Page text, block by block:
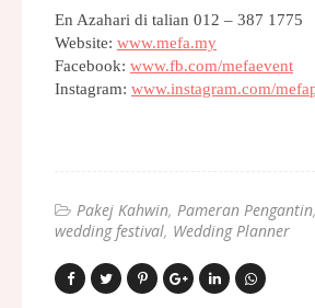
En Azahari di talian 012 – 387 1775
Website: www.mefa.my
Facebook: www.fb.com/mefaevent
Instagram: www.instagram.com/
Pakej Kahwin Pameran Pengantin
wedding festival Wedding Planner